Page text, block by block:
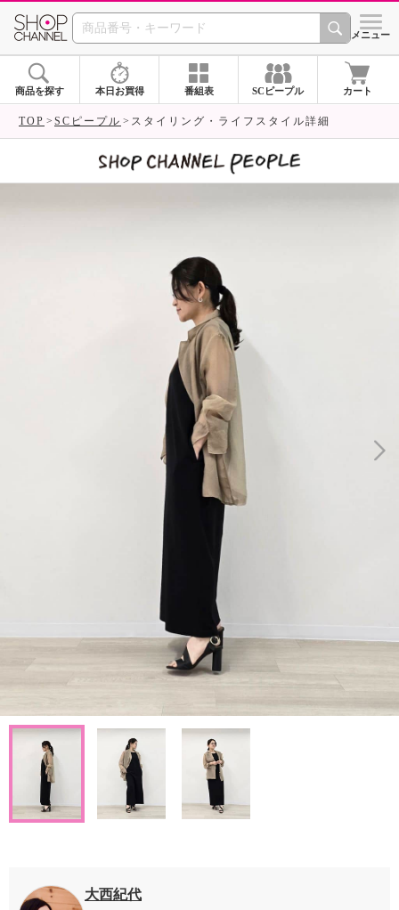
SHOP CHANNEL シメニュー
商品を探す 本日お買得 番組表 SCピープル カート
TOP SCピープル スタイリング・ライフスタイル詳細
大西紀代